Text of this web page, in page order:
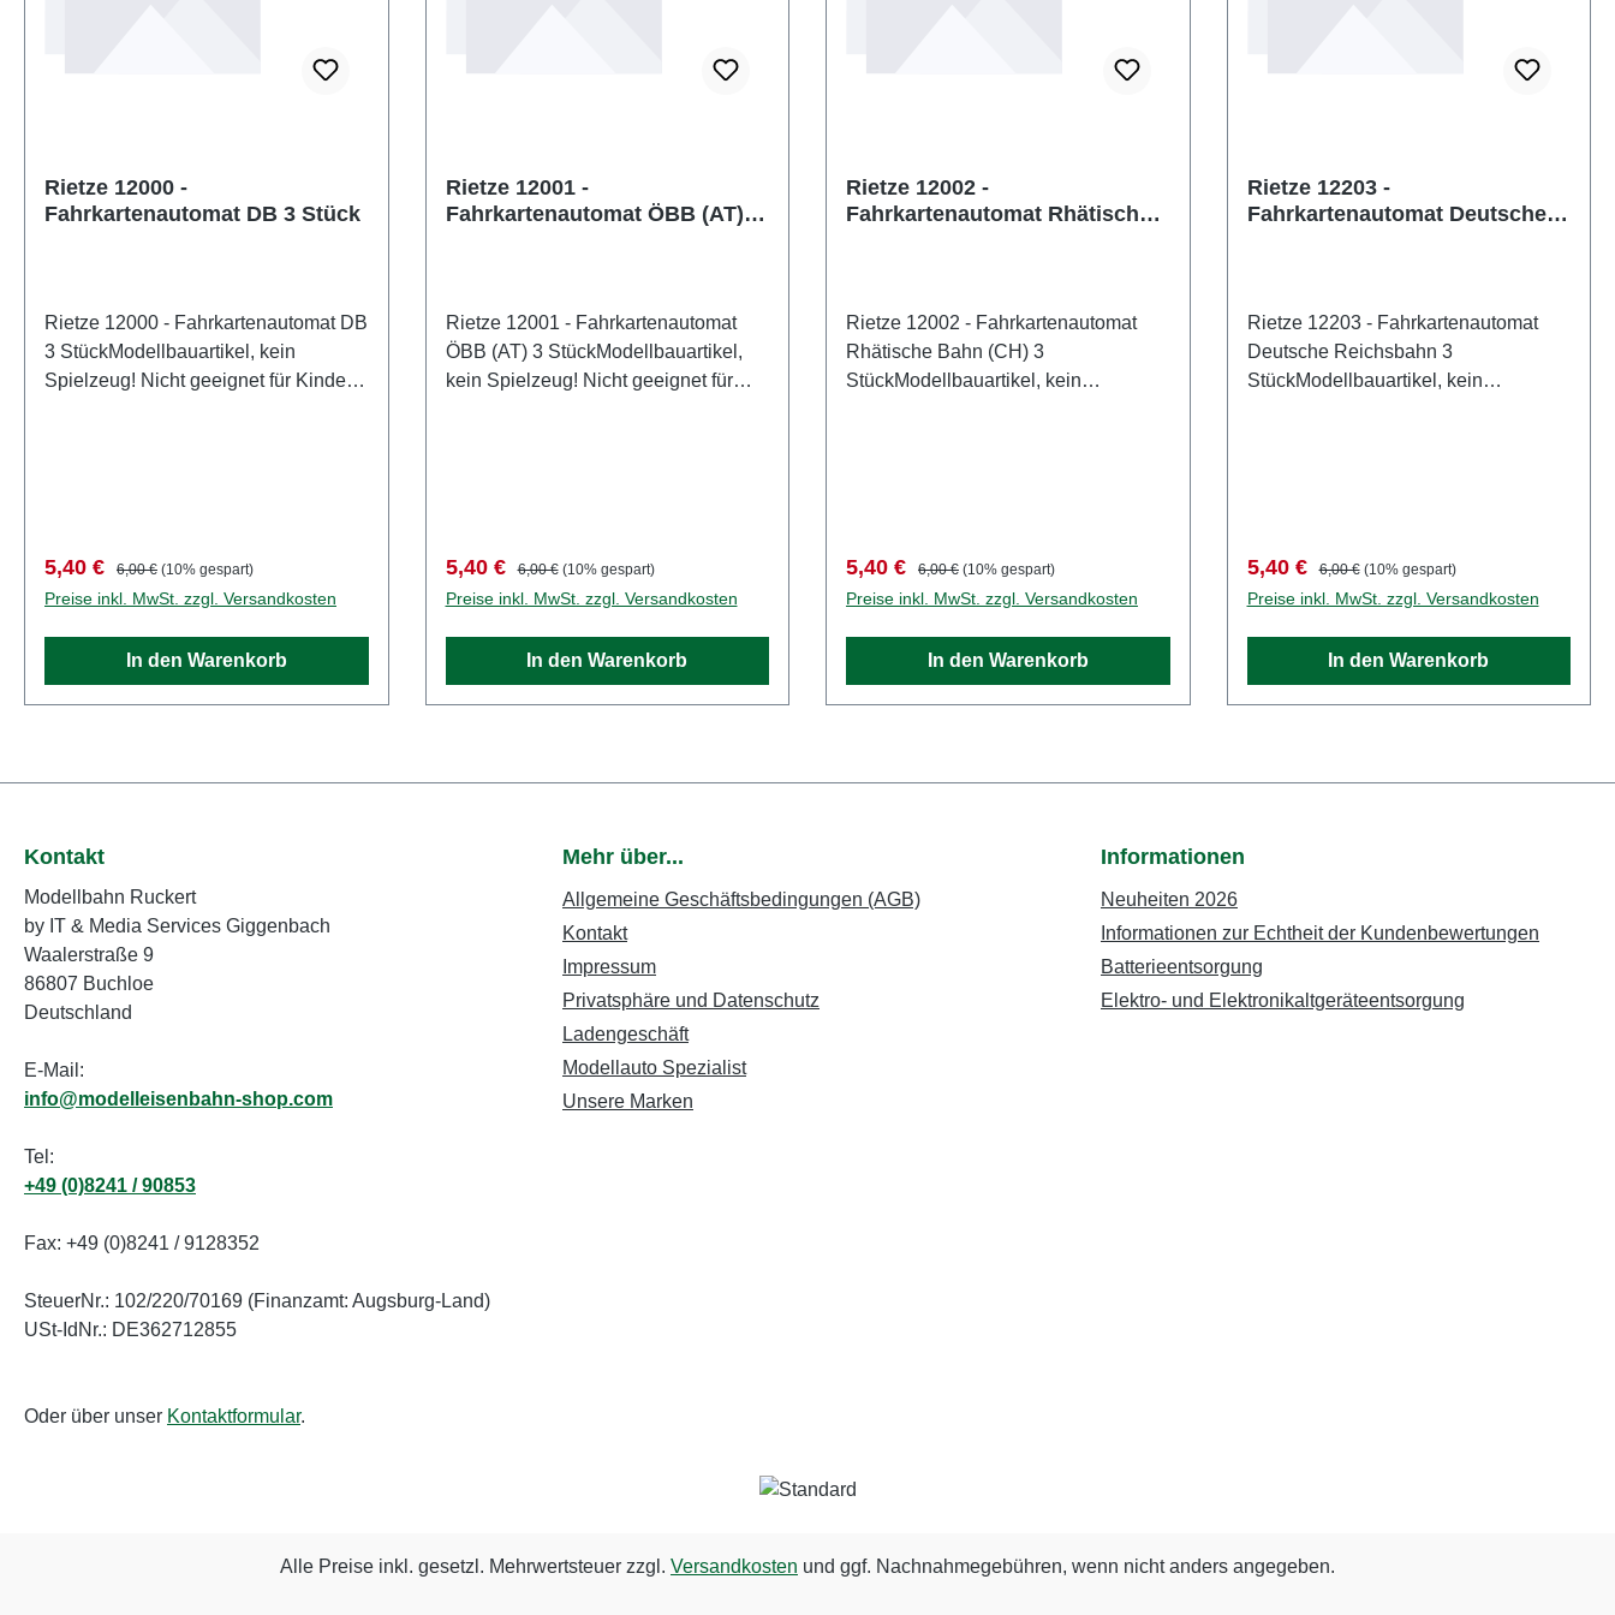
Rietze 12000 -
Fahrkartenautomat DB 3 Stück
Rietze 12000 - Fahrkartenautomat DB
3 StückModellbauartikel, kein
Spielzeug! Nicht geeignet für Kinder
Verkaufspreis:
5,40 € Regulärer Preis:
6,00 € (10% gespart)
Preise inkl. MwSt. zzgl. Versandkosten
In den Warenkorb
Rietze 12001 -
Fahrkartenautomat ÖBB (AT) 3
Rietze 12001 - Fahrkartenautomat
ÖBB (AT) 3 StückModellbauartikel,
kein Spielzeug! Nicht geeignet für
1:120Land: Österreich
Verkaufspreis:
5,40 € Regulärer Preis:
6,00 € (10% gespart)
Preise inkl. MwSt. zzgl. Versandkosten
In den Warenkorb
Rietze 12002 -
Fahrkartenautomat Rhätische
Rietze 12002 - Fahrkartenautomat
Rhätische Bahn (CH) 3
StückModellbauartikel, kein
1:120Land: Schweiz
Verkaufspreis:
5,40 € Regulärer Preis:
6,00 € (10% gespart)
Preise inkl. MwSt. zzgl. Versandkosten
In den Warenkorb
Rietze 12203 -
Fahrkartenautomat Deutsche
Rietze 12203 - Fahrkartenautomat
Deutsche Reichsbahn 3
StückModellbauartikel, kein
1:120Land: Deutschland
Verkaufspreis:
5,40 € Regulärer Preis:
6,00 € (10% gespart)
Preise inkl. MwSt. zzgl. Versandkosten
In den Warenkorb
Kontakt
Modellbahn Ruckert
by IT & Media Services Giggenbach
Waalerstraße 9
86807 Buchloe
Deutschland
E-Mail:
info@modelleisenbahn-shop.com
Tel:
+49 (0)8241 / 90853
Fax: +49 (0)8241 / 9128352
SteuerNr.: 102/220/70169 (Finanzamt: Augsburg-Land)
USt-IdNr.: DE362712855
Oder über unser Kontaktformular.
Mehr über...
Allgemeine Geschäftsbedingungen (AGB)
Kontakt
Impressum
Privatsphäre und Datenschutz
Ladengeschäft
Modellauto Spezialist
Unsere Marken
Informationen
Neuheiten 2026
Informationen zur Echtheit der Kundenbewertungen
Batterieentsorgung
Elektro- und Elektronikaltgeräteentsorgung
Alle Preise inkl. gesetzl. Mehrwertsteuer zzgl. Versandkosten und ggf. Nachnahmegebühren, wenn nicht anders angegeben.